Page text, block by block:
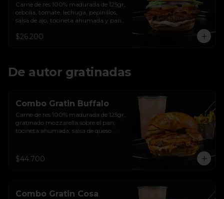
Carne de res 100% madurada de 125gr,
cebolla, tomate, lechuga, pepinillos,
salsa de ajo, tocineta ahumada y pan
$26.200
De autor gratinadas
Combo Gratin Buffalo
Carne de res 100% madurada de 125gr,
gratinado mozzarella sobre el pan,
tocineta ahumada, salsa de queso
morada, sour cream de sriracha
levemente picante y pan brioche
$44.700
Combo Gratin Cosa